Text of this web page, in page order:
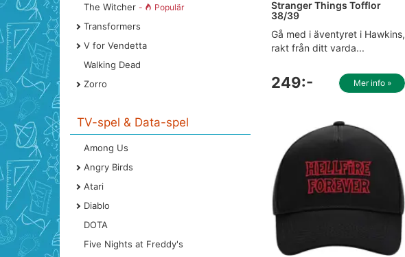
The Witcher - Populär
Transformers
V for Vendetta
Walking Dead
Zorro
TV-spel & Data-spel
Among Us
Angry Birds
Atari
Diablo
DOTA
Five Nights at Freddy's
Stranger Things Tofflor
38/39
Gå med i äventyret i Hawkins,
rakt från ditt varda...
249:- Mer info »